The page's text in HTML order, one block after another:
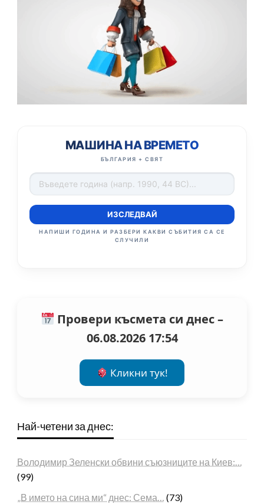
МАШИНА НА ВРЕМЕТО
БЪЛГАРИЯ + СВЯТ
ИЗСЛЕДВАЙ
НАПИШИ ГОДИНА И РАЗБЕРИ КАКВИ СЪБИТИЯ СА СЕ
СЛУЧИЛИ
Провери късмета си днес –
06.08.2026 17:54
Кликни тук!
Най-четени за днес:
Володимир Зеленски обвини съюзниците на Киев:…
(99)
„В името на сина ми“ днес: Сема… (73)